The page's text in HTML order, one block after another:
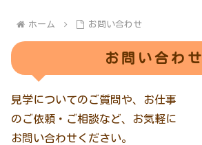
ホーム お問い合わせ
お問い合わせ
見学についてのご質問や、お仕事
のご依頼・ご相談など、お気軽に
お問い合わせください。